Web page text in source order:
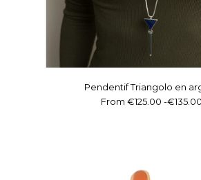
Pendentif Triangolo en
From€125.00 -€135.00